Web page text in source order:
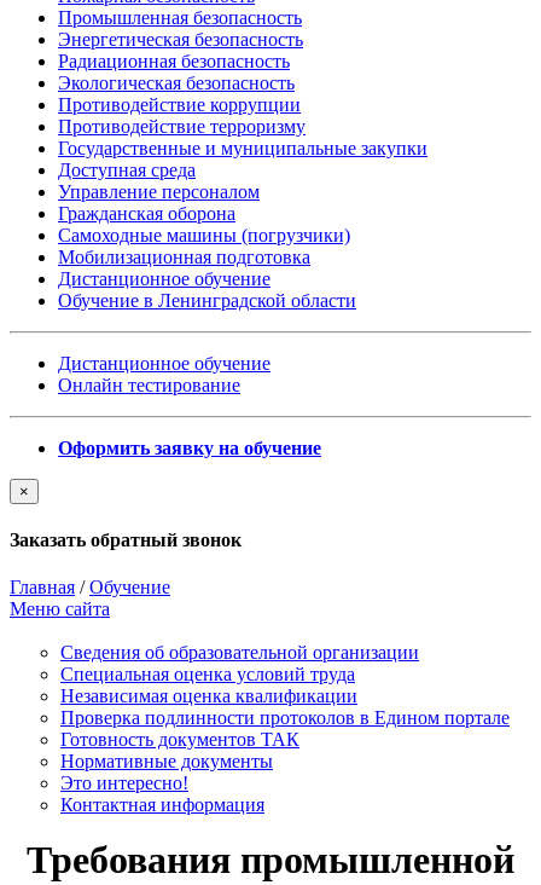
Промышленная безопасность
Энергетическая безопасность
Радиационная безопасность
Экологическая безопасность
Противодействие коррупции
Противодействие терроризму
Государственные и муниципальные закупки
Доступная среда
Управление персоналом
Гражданская оборона
Самоходные машины (погрузчики)
Мобилизационная подготовка
Дистанционное обучение
Обучение в Ленинградской области
Дистанционное обучение
Онлайн тестирование
Оформить заявку на обучение
×
Заказать обратный звонок
Главная /Обучение
Меню сайта
Сведения об образовательной организации
Cпециальная оценка условий труда
Независимая оценка квалификации
Проверка подлинности протоколов в Едином портале
Готовность документов ТАК
Нормативные документы
Это интересно!
Контактная информация
Требования промышленной